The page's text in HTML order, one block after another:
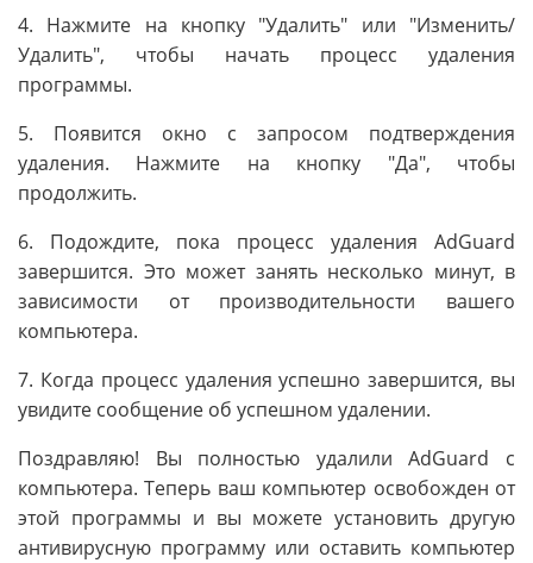
4. Нажмите на кнопку "Удалить" или "Изменить/
Удалить", чтобы начать процесс удаления
программы.
5. Появится окно с запросом подтверждения
удаления. Нажмите на кнопку "Да", чтобы
продолжить.
6. Подождите, пока процесс удаления AdGuard
завершится. Это может занять несколько минут, в
зависимости от производительности вашего
компьютера.
7. Когда процесс удаления успешно завершится, вы
увидите сообщение об успешном удалении.
Поздравляю! Вы полностью удалили AdGuard с
компьютера. Теперь ваш компьютер освобожден от
этой программы и вы можете установить другую
антивирусную программу или оставить компьютер